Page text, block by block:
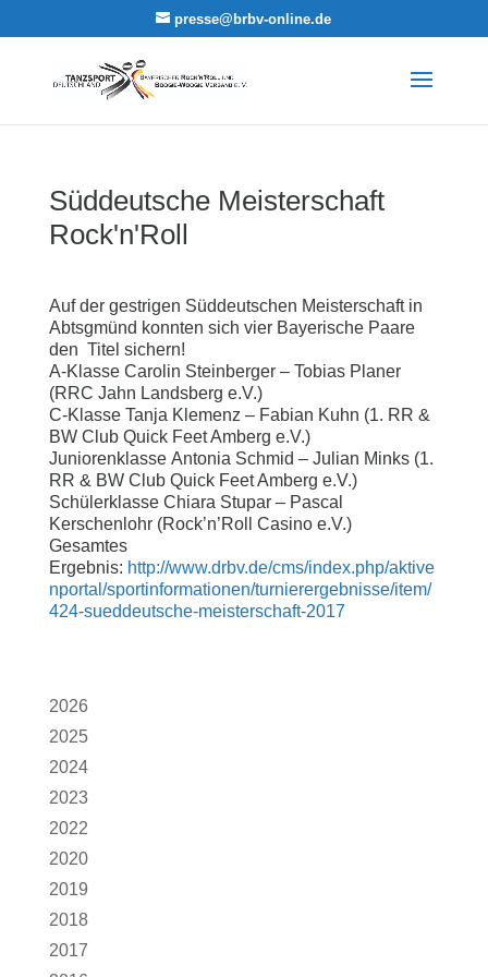
presse@brbv-online.de
Süddeutsche Meisterschaft
Rock'n'Roll
Auf der gestrigen Süddeutschen Meisterschaft in
Abtsgmünd konnten sich vier Bayerische Paare
den Titel sichern!
A-Klasse Carolin Steinberger – Tobias Planer
(RRC Jahn Landsberg e.V.)
C-Klasse Tanja Klemenz – Fabian Kuhn (1. RR &
BW Club Quick Feet Amberg e.V.)
Juniorenklasse Antonia Schmid – Julian Minks (1.
RR & BW Club Quick Feet Amberg e.V.)
Schülerklasse Chiara Stupar – Pascal
Kerschenlohr (Rock’n’Roll Casino e.V.)
Gesamtes
Ergebnis: http://www.drbv.de/cms/index.php/aktive
nportal/sportinformationen/turnierergebnisse/item/
424-sueddeutsche-meisterschaft-2017
2026
2025
2024
2023
2022
2020
2019
2018
2017